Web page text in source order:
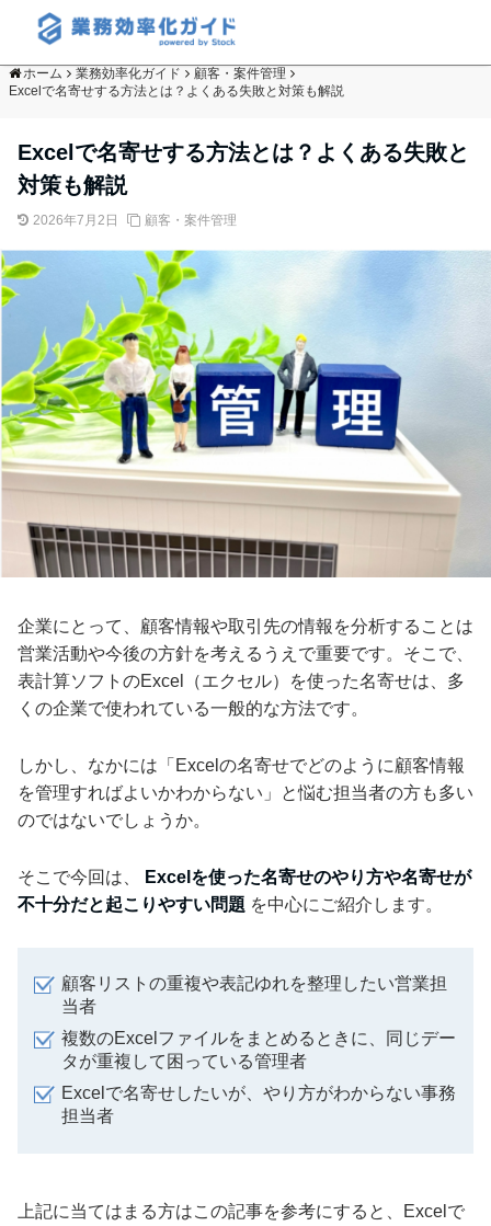
ホーム 業務効率化ガイド
顧客・案件管理
Excelで名寄せする方法とは？よくある失敗と対策も解説
Excelで名寄せする方法とは？よくある失敗と
対策も解説
2026年7月2日 顧客・案件管理
企業にとって、顧客情報や取引先の情報を分析することは
営業活動や今後の方針を考えるうえで重要です。そこで、
表計算ソフトのExcel（エクセル）を使った名寄せは、多
くの企業で使われている一般的な方法です。
しかし、なかには「Excelの名寄せでどのように顧客情報
を管理すればよいかわからない」と悩む担当者の方も多い
のではないでしょうか。
そこで今回は、
Excelを使った名寄せのやり方や名寄せが
不十分だと起こりやすい問題 を中心にご紹介します。
顧客リストの重複や表記ゆれを整理したい営業担
当者
複数のExcelファイルをまとめるときに、同じデー
タが重複して困っている管理者
Excelで名寄せしたいが、やり方がわからない事務
担当者
上記に当てはまる方はこの記事を参考にすると、Excelで